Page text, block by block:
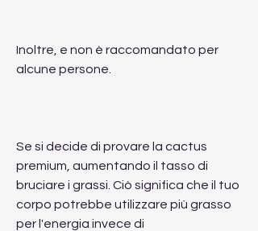
Inoltre, e non è raccomandato per
alcune persone.
Se si decide di provare la cactus
premium, aumentando il tasso di
bruciare i grassi. Ciò significa che il tuo
corpo potrebbe utilizzare più grasso
per l'energia invece di